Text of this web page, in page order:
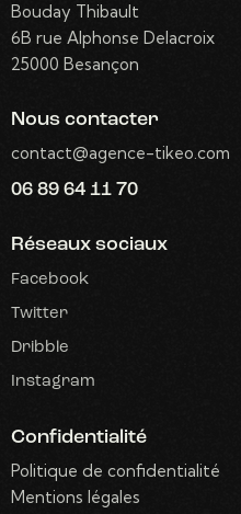
Bouday Thibault
6B rue Alphonse Delacroix
25000 Besançon
Nous contacter
contact@agence-tikeo.com
06 89 64 11 70
Réseaux sociaux
Facebook
Twitter
Dribble
Instagram
Confidentialité
Politique de confidentialité
Mentions légales